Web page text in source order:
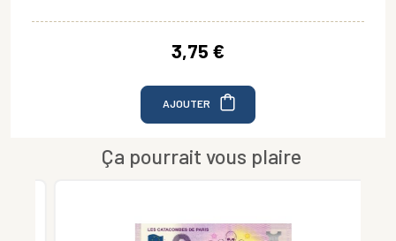
3,75 €
AJOUTER
Ça pourrait vous plaire